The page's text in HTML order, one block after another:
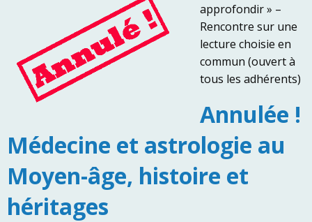
approfondir » –
Rencontre sur une
lecture choisie en
commun (ouvert à
tous les adhérents)
Annulée !
Médecine et astrologie au
Moyen-âge, histoire et
héritages